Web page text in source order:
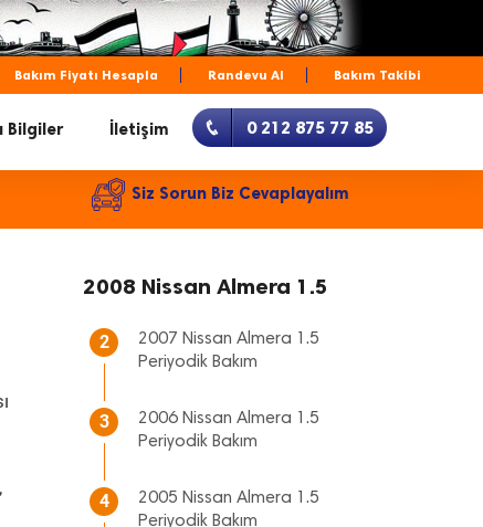
Bakım Fiyatı Hesapla Randevu Al Bakım Takibi
Bilgiler İletişim 0 212 875 77 85
Siz Sorun Biz Cevaplayalım
2008 Nissan Almera 1.5
2
2007 Nissan Almera 1.5
Periyodik Bakım
3
2006 Nissan Almera 1.5
Periyodik Bakım
4
2005 Nissan Almera 1.5
Periyodik Bakım